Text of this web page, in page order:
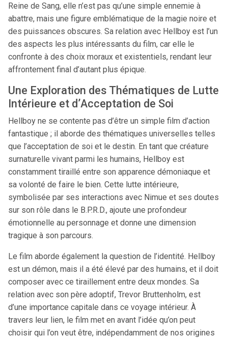
Reine de Sang, elle n’est pas qu’une simple ennemie à
abattre, mais une figure emblématique de la magie noire et
des puissances obscures. Sa relation avec Hellboy est l’un
des aspects les plus intéressants du film, car elle le
confronte à des choix moraux et existentiels, rendant leur
affrontement final d’autant plus épique.
Une Exploration des Thématiques de Lutte
Intérieure et d’Acceptation de Soi
Hellboy ne se contente pas d’être un simple film d’action
fantastique ; il aborde des thématiques universelles telles
que l’acceptation de soi et le destin. En tant que créature
surnaturelle vivant parmi les humains, Hellboy est
constamment tiraillé entre son apparence démoniaque et
sa volonté de faire le bien. Cette lutte intérieure,
symbolisée par ses interactions avec Nimue et ses doutes
sur son rôle dans le B.P.R.D., ajoute une profondeur
émotionnelle au personnage et donne une dimension
tragique à son parcours.
Le film aborde également la question de l’identité. Hellboy
est un démon, mais il a été élevé par des humains, et il doit
composer avec ce tiraillement entre deux mondes. Sa
relation avec son père adoptif, Trevor Bruttenholm, est
d’une importance capitale dans ce voyage intérieur. À
travers leur lien, le film met en avant l’idée qu’on peut
choisir qui l’on veut être, indépendamment de nos origines